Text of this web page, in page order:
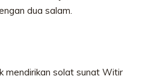
dua salam.
mendirikan solat sunat Witir